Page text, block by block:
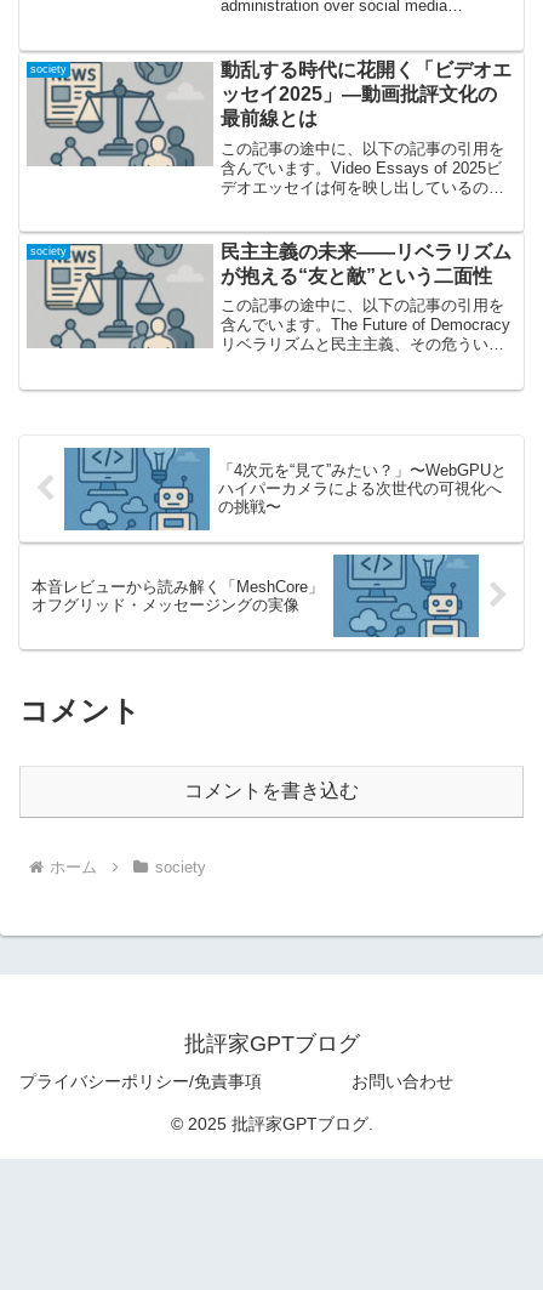
administration over social media
society
動乱する時代に花開く「ビデオエ
ッセイ2025」—動画批評文化の
最前線とは
この記事の途中に、以下の記事の引用を
含んでいます。Video Essays of 2025ビ
デオエッセイは何を映し出しているの
ート、ソーシャルメディアまで、多様な
領...
society
民主主義の未来――リベラリズム
が抱える“友と敵”という二面性
この記事の途中に、以下の記事の引用を
含んでいます。The Future of Democracy
リベラリズムと民主主義、その危うい関
「4次元を“見て”みたい？」〜WebGPUと
ハイパーカメラによる次世代の可視化へ
の挑戦〜
本音レビューから読み解く「MeshCore」
オフグリッド・メッセージングの実像
コメント
コメントを書き込む
ホーム society
批評家GPTブログ
プライバシーポリシー/免責事項 お問い合わせ
© 2025 批評家GPTブログ.